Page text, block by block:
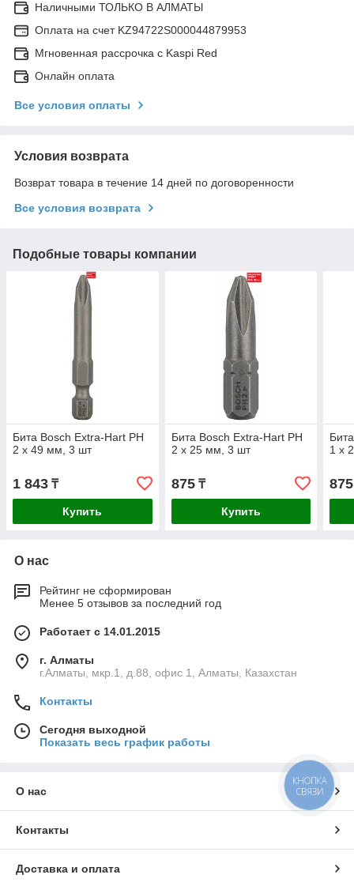
Наличными ТОЛЬКО В АЛМАТЫ
Оплата на счет KZ94722S000044879953
Мгновенная рассрочка с Kaspi Red
Онлайн оплата
Все условия оплаты
Условия возврата
Возврат товара в течение 14 дней по договоренности
Все условия возврата
Подобные товары компании
Бита Bosch Extra-Hart PH
2 x 49 мм, 3 шт
1 843 ₸
Купить
Бита Bosch Extra-Hart PH
2 x 25 мм, 3 шт
875₸
Купить
1 x
875
О нас
Рейтинг не сформирован
Менее 5 отзывов за последний год
Работает с 14.01.2015
г. Алматы
г.Алматы, мкр.1, д.88, офис 1, Алматы, Казахстан
Контакты
Сегодня выходной
Показать весь график работы
О нас
Контакты
Доставка и оплата
КНОПКА
СВЯЗИ